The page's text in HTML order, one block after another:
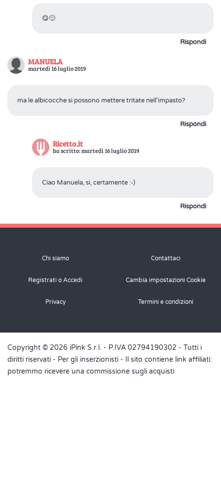
😋🙂
Rispondi
MANUELA
martedì 16 luglio 2019
ma le albicocche si possono mettere tritate nell'impasto?
Rispondi
Ricetta.it
ha scritto: martedì 16 luglio 2019
Ciao Manuela, sì, certamente :-)
Rispondi
Chi siamo Contattaci
Registrati o Accedi Cambia impostazioni Cookie
Privacy Termini e condizioni
Copyright © 2026 iPink S.r.l. - P.IVA 02794190302 - Tutti i
diritti riservati - Per gli inserzionisti - Il sito contiene link affiliati:
potremmo ricevere una commissione sugli acquisti